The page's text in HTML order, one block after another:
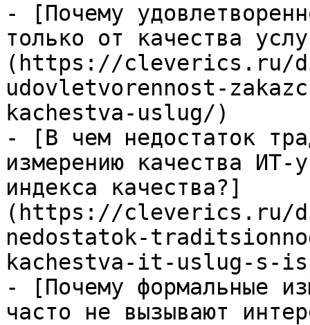
- [Почему
только от качества
(https://cleverics.ru/
udovletvorennost-
kachestva-uslug/)
- [В чем недостаток
измерению качества ИТ-
индекса качества?]
(https://cleverics.ru/
nedostatok-
kachestva-it-uslug-s-
- [Почему формальные
часто не вызывают